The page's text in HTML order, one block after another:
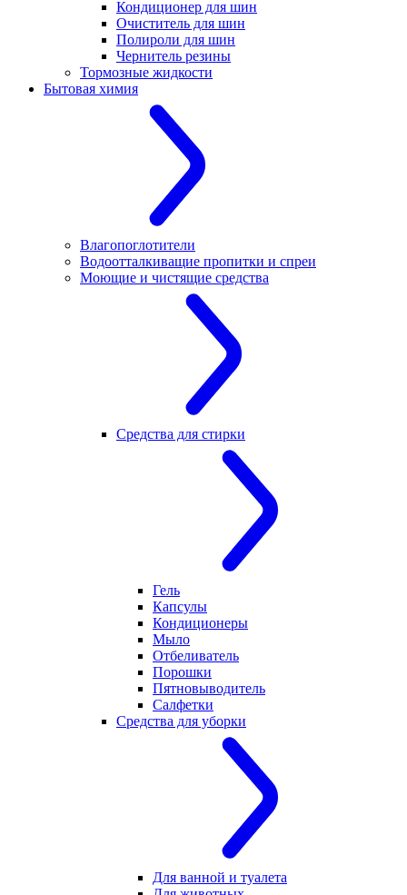
Кондиционер для шин
Очиститель для шин
Полироли для шин
Чернитель резины
Тормозные жидкости
Бытовая химия
Влагопоглотители
Водоотталкиващие пропитки и спреи
Моющие и чистящие средства
Средства для стирки
Гель
Капсулы
Кондиционеры
Мыло
Отбеливатель
Порошки
Пятновыводитель
Салфетки
Средства для уборки
Для ванной и туалета